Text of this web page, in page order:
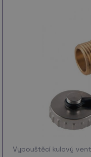
Vypouštěcí kulový